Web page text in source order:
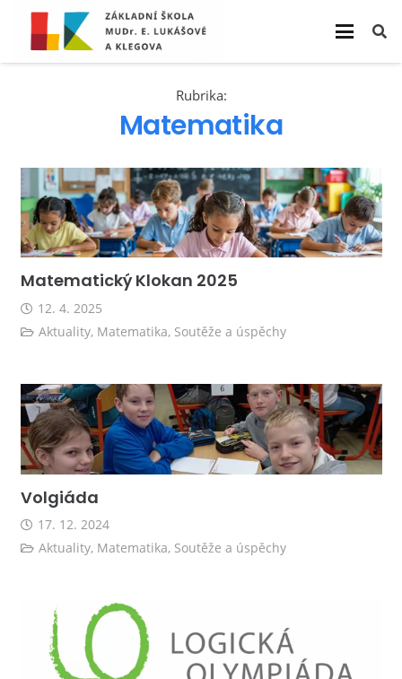
Rubrika:
Matematika
Matematický Klokan 2025
12. 4. 2025
Aktuality, Matematika, Soutěže a úspěchy
Volgiáda
17. 12. 2024
Aktuality, Matematika, Soutěže a úspěchy